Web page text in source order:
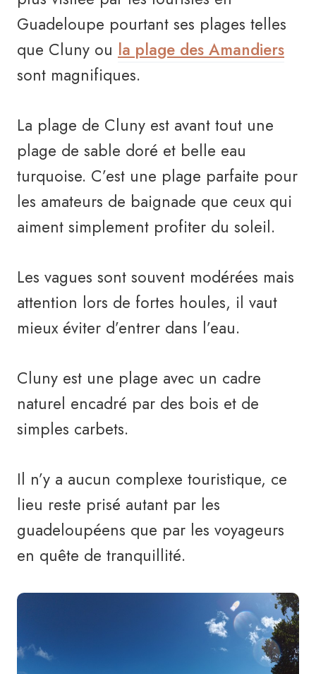
Guadeloupe pourtant ses plages telles
que Cluny ou la plage des Amandiers
sont magnifiques.
La plage de Cluny est avant tout une
plage de sable doré et belle eau
turquoise. C’est une plage parfaite pour
les amateurs de baignade que ceux qui
aiment simplement profiter du soleil.
Les vagues sont souvent modérées mais
attention lors de fortes houles, il vaut
mieux éviter d’entrer dans l’eau.
Cluny est une plage avec un cadre
naturel encadré par des bois et de
simples carbets.
Il n’y a aucun complexe touristique, ce
lieu reste prisé autant par les
guadeloupéens que par les voyageurs
en quête de tranquillité.